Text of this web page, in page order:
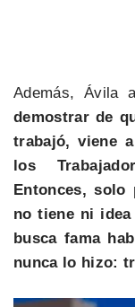
Además, Ávila
demostrar de
trabajó, viene
los
Entonces, solo
no tiene ni
busca fama
nunca lo hizo: